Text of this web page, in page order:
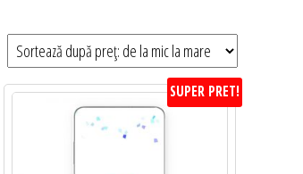
SUPER PRET!